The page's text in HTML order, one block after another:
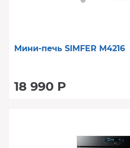
Мини-печь SIMFER M4216
18 990 Р